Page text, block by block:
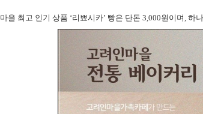
마을 최고 인기 상품 ‘리뾰시카’ 빵은 단돈 3,000원이며, 하